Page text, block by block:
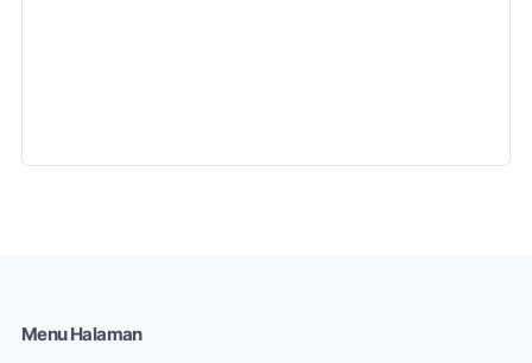
Menu Halaman